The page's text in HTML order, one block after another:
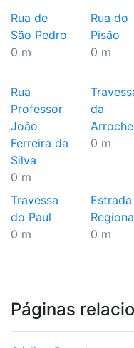
Rua de
São Pedro
0 m
Rua do
Pisão
0 m
Rua
Professor
João
Ferreira da
Silva
0 m
da
0 m
Travessa
do Paul
0 m
Estrada
0 m
Páginas